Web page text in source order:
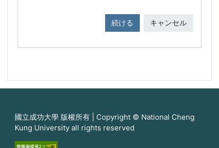
続ける キャンセル
國立成功大學 版權所有 | Copyright © National Cheng
Kung University all rights reserved